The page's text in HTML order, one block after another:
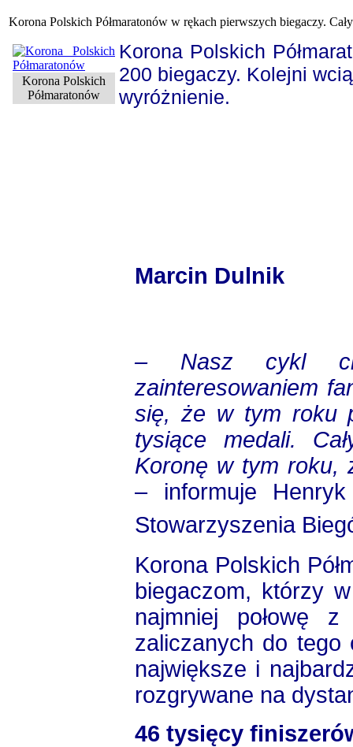
Korona Polskich Półmaratonów w rękach pierwszych biegaczy.
Korona Polskich
Półmaratonów
Korona Polskich
200 biegaczy. Kolejni
wyróżnienie.
Marcin Dulnik
– Nasz cykl
zainteresowaniem
się, że w tym roku
tysiące medali.
Koronę w tym roku,
– informuje
Stowarzyszenia
Korona Polskich
biegaczom, którzy
najmniej połowę
zaliczanych do tego
największe i
rozgrywane na
46 tysięcy